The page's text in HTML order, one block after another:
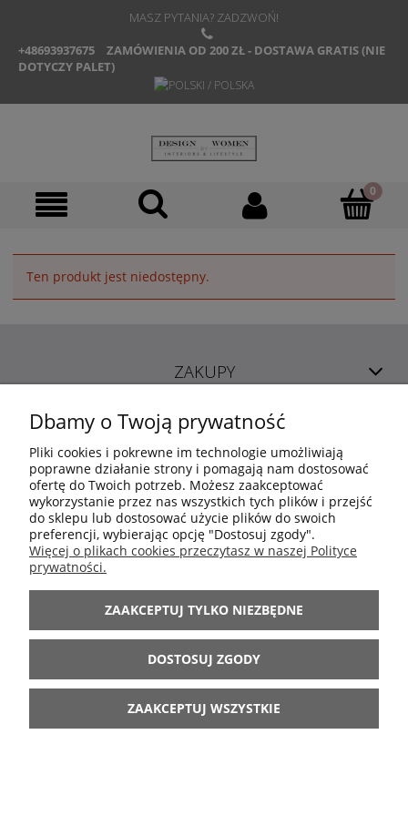
MASZ PYTANIA? ZADZWOŃ!
+48693937675
ZAMÓWIENIA OD 200 ZŁ - DOSTAWA GRATIS (NIE
DOTYCZY PALET)
Ten produkt jest niedostępny.
ZAKUPY
POMOC
MOJE KONTO
INFORMACJE
ARANŻACJE
BĄDŹ Z NAMI
Dbamy o Twoją prywatność
Pliki cookies i pokrewne im technologie umożliwiają
poprawne działanie strony i pomagają nam dostosować
ofertę do Twoich potrzeb. Możesz zaakceptować
wykorzystanie przez nas wszystkich tych plików i przejść
do sklepu lub dostosować użycie plików do swoich
preferencji, wybierając opcję "Dostosuj zgody".
Więcej o plikach cookies przeczytasz w naszej Polityce
prywatności.
ZAAKCEPTUJ TYLKO NIEZBĘDNE
DOSTOSUJ ZGODY
ZAAKCEPTUJ WSZYSTKIE